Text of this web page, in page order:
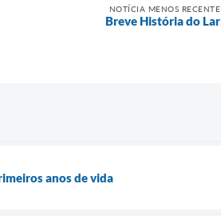
NOTÍCIA MENOS RECENTE
Breve História do Lar
anos de vida